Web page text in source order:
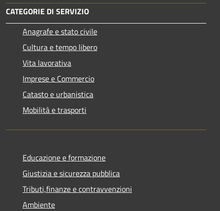
CATEGORIE DI SERVIZIO
Anagrafe e stato civile
Cultura e tempo libero
Vita lavorativa
Imprese e Commercio
Catasto e urbanistica
Mobilità e trasporti
Educazione e formazione
Giustizia e sicurezza pubblica
Tributi,finanze e contravvenzioni
Ambiente